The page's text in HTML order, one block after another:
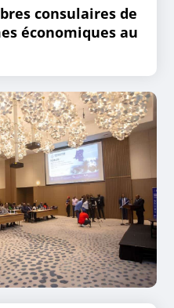
consulaires de
économiques au